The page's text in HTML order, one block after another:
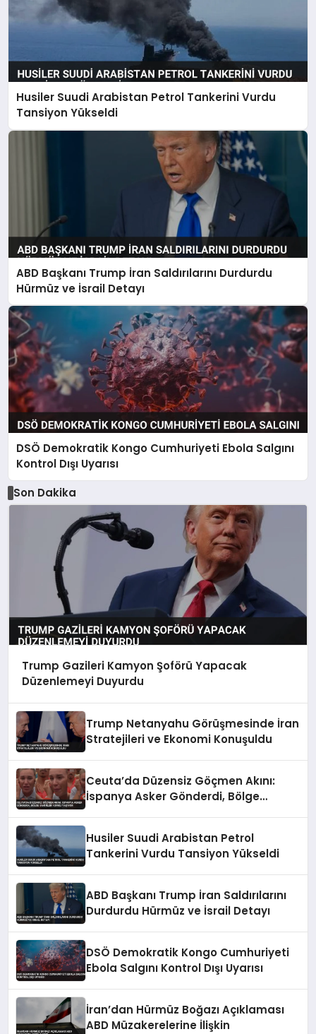
Husiler Suudi Arabistan Petrol Tankerini Vurdu
Tansiyon Yükseldi
ABD Başkanı Trump İran Saldırılarını Durdurdu
Hürmüz ve İsrail Detayı
DSÖ Demokratik Kongo Cumhuriyeti Ebola Salgını
Kontrol Dışı Uyarısı
Son Dakika
Trump Gazileri Kamyon Şoförü Yapacak
Düzenlemeyi Duyurdu
Trump Netanyahu Görüşmesinde İran
Stratejileri ve Ekonomi Konuşuldu
Ceuta’da Düzensiz Göçmen Akını:
İspanya Asker Gönderdi, Bölge
Husiler Suudi Arabistan Petrol
Tankerini Vurdu Tansiyon Yükseldi
ABD Başkanı Trump İran Saldırılarını
Durdurdu Hürmüz ve İsrail Detayı
DSÖ Demokratik Kongo Cumhuriyeti
Ebola Salgını Kontrol Dışı Uyarısı
İran’dan Hürmüz Boğazı Açıklaması
ABD Müzakerelerine İlişkin